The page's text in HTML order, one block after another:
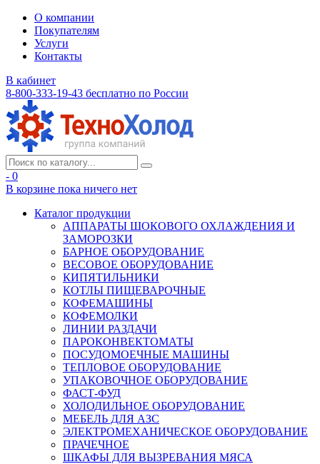
О компании
Покупателям
Услуги
Контакты
В кабинет
8-800-333-19-43 бесплатно по России
- 0
В корзине пока ничего нет
Каталог продукции
АППАРАТЫ ШОКОВОГО ОХЛАЖДЕНИЯ И
ЗАМОРОЗКИ
БАРНОЕ ОБОРУДОВАНИЕ
ВЕСОВОЕ ОБОРУДОВАНИЕ
КИПЯТИЛЬНИКИ
КОТЛЫ ПИЩЕВАРОЧНЫЕ
КОФЕМАШИНЫ
КОФЕМОЛКИ
ЛИНИИ РАЗДАЧИ
ПАРОКОНВЕКТОМАТЫ
ПОСУДОМОЕЧНЫЕ МАШИНЫ
ТЕПЛОВОЕ ОБОРУДОВАНИЕ
УПАКОВОЧНОЕ ОБОРУДОВАНИЕ
ФАСТ-ФУД
ХОЛОДИЛЬНОЕ ОБОРУДОВАНИЕ
МЕБЕЛЬ ДЛЯ АЗС
ЭЛЕКТРОМЕХАНИЧЕСКОЕ ОБОРУДОВАНИЕ
ПРАЧЕЧНОЕ
ШКАФЫ ДЛЯ ВЫЗРЕВАНИЯ МЯСА